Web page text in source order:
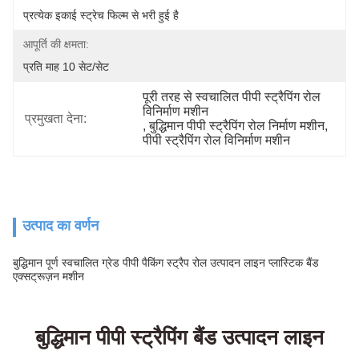
प्रत्येक इकाई स्ट्रेच फिल्म से भरी हुई है
आपूर्ति की क्षमता:
प्रति माह 10 सेट/सेट
प्रमुखता देना:
पूरी तरह से स्वचालित पीपी स्ट्रैपिंग रोल
विनिर्माण मशीन
, बुद्धिमान पीपी स्ट्रैपिंग रोल निर्माण मशीन,
पीपी स्ट्रैपिंग रोल विनिर्माण मशीन
उत्पाद का वर्णन
बुद्धिमान पूर्ण स्वचालित ग्रेड पीपी पैकिंग स्ट्रैप रोल उत्पादन लाइन प्लास्टिक बैंड
एक्सट्रूज़न मशीन
बुद्धिमान पीपी स्ट्रैपिंग बैंड उत्पादन लाइन